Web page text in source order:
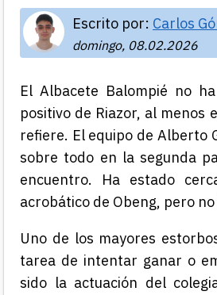
Escrito por: Carlos
domingo, 08.02.2026
El Albacete Balompié no
positivo de Riazor, al menos
refiere. El equipo de Alberto
sobre todo en la segunda
encuentro. Ha estado
acrobático de Obeng, pero
Uno de los mayores
tarea de intentar ganar o
sido la actuación del